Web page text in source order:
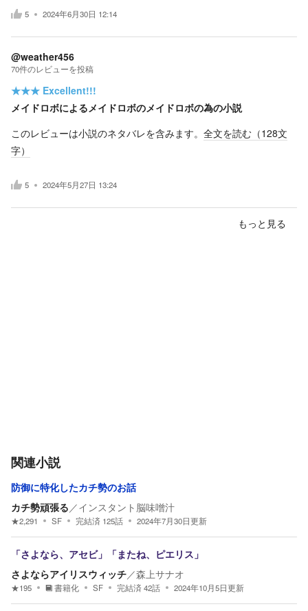
5 2024年6月30日 12:14
@weather456
70件のレビューを投稿
★★★ Excellent!!!
メイドロボによるメイドロボのメイドロボの為の小説
このレビューは小説のネタバレを含みます。 全文を読む（128文
字）
5 2024年5月27日 13:24
もっと見る
関連小説
防御に特化したカチ勢のお話
カチ勢頑張る ／インスタント脳味噌汁
★2,291 SF 完結済 125話 2024年7月30日更新
「さよなら、アセビ」「またね、ピエリス」
さよならアイリスウィッチ／森上サナオ
★195 書籍化 SF 完結済 42話 2024年10月5日更新